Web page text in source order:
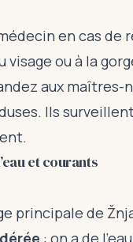
en cas de
visage ou à la
aux maîtres-
Ils surveillent
et courants
principale de
: on a de